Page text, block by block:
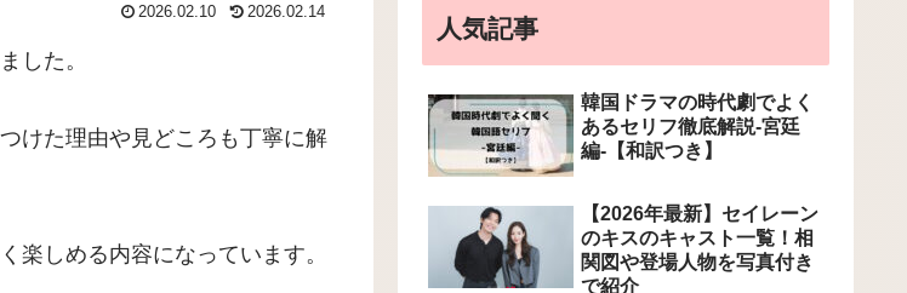
2026.02.10 2026.02.14
した。
けた理由や見どころも丁寧に解
楽しめる内容になっています。
人気記事
韓国ドラマの時代劇でよく
あるセリフ徹底解説-宮廷
編-【和訳つき】
【2026年最新】セイレーン
のキスのキャスト一覧！相
関図や登場人物を写真付き
で紹介